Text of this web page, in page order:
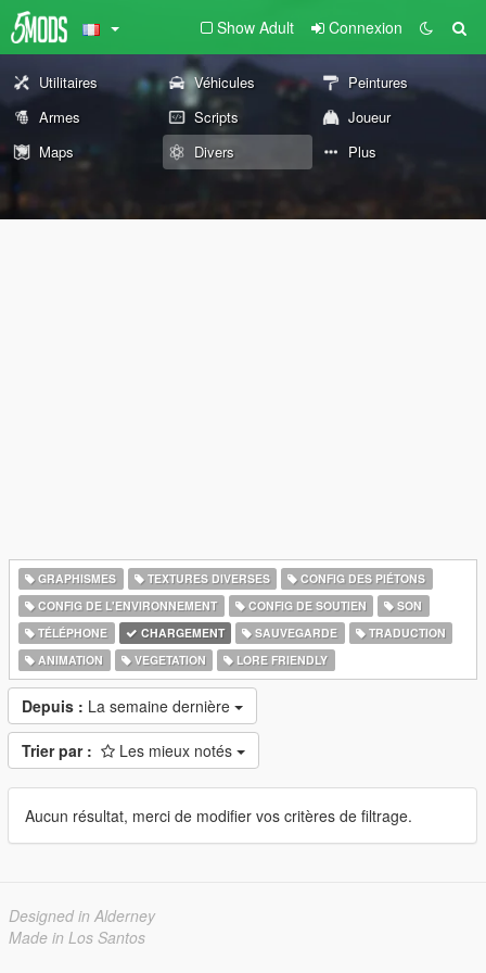
Show Adult Connexion
Utilitaires Véhicules
Peintures
Armes
Scripts
Joueur
Maps
Divers Plus
GRAPHISMES TEXTURES DIVERSES
CONFIG DES PIÉTONS
CONFIG DE L'ENVIRONNEMENT
CONFIG DE SOUTIEN
SON
TÉLÉPHONE
CHARGEMENT SAUVEGARDE
TRADUCTION
ANIMATION
VEGETATION LORE FRIENDLY
Depuis : La semaine dernière
Trier par : Les mieux notés
Aucun résultat, merci de modifier vos critères de filtrage.
Designed in Alderney
Made in Los Santos